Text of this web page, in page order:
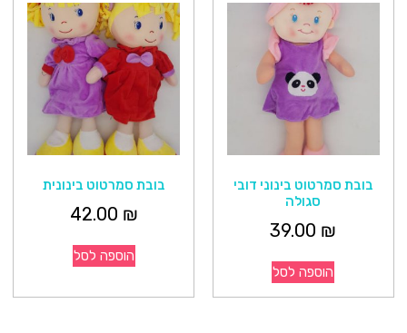
בובת סמרטוט בינוני דובי
סגולה
39.00 ₪
הוספה לסל
בובת סמרטוט בינונית
42.00 ₪
הוספה לסל